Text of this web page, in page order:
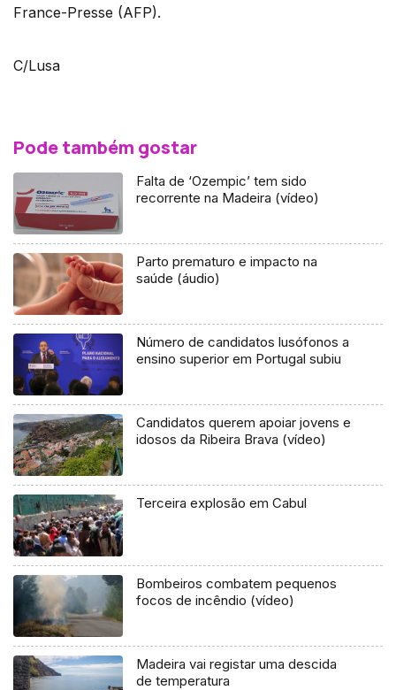
France-Presse (AFP).
C/Lusa
Pode também gostar
Falta de ‘Ozempic’ tem sido
recorrente na Madeira (vídeo)
Parto prematuro e impacto na
saúde (áudio)
Número de candidatos lusófonos a
ensino superior em Portugal subiu
Candidatos querem apoiar jovens e
idosos da Ribeira Brava (vídeo)
Terceira explosão em Cabul
Bombeiros combatem pequenos
focos de incêndio (vídeo)
Madeira vai registar uma descida
de temperatura